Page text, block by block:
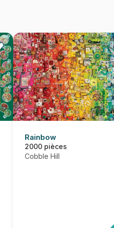
Rainbow
2000 pièces
Cobble Hill